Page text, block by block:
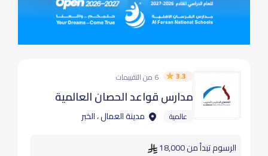
3.3 6 من التقييمات
مدارس قواعد الحصان العالمية
عالمية مدينة العمال ، الخبر
الرسوم تبدأ من 18,000